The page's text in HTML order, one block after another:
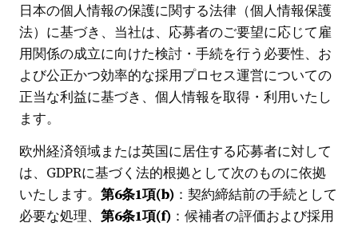
日本の個人情報の保護に関する法律（個人情報保護
法）に基づき、当社は、応募者のご要望に応じて雇
用関係の成立に向けた検討・手続を行う必要性、お
よび公正かつ効率的な採用プロセス運営についての
正当な利益に基づき、個人情報を取得・利用いたし
ます。
欧州経済領域または英国に居住する応募者に対して
は、GDPRに基づく法的根拠として次のものに依拠
いたします。 第6条1項(b) ：契約締結前の手続として
必要な処理、 第6条1項(f) ：候補者の評価および採用